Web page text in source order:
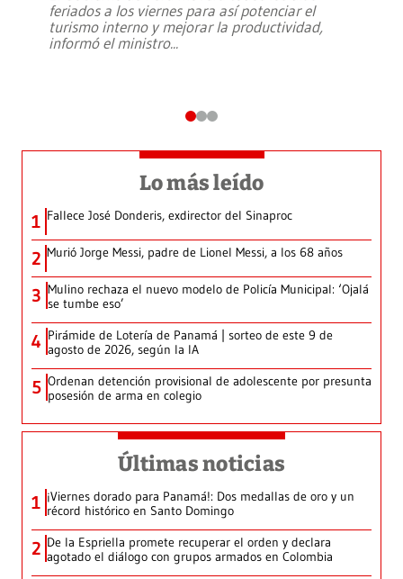
feriados a los viernes para así potenciar el
turismo interno y mejorar la productividad,
informó el ministro...
Lo más leído
1 Fallece José Donderis, exdirector del Sinaproc
2 Murió Jorge Messi, padre de Lionel Messi, a los 68 años
3 Mulino rechaza el nuevo modelo de Policía Municipal: ‘Ojalá
se tumbe eso’
4 Pirámide de Lotería de Panamá | sorteo de este 9 de
agosto de 2026, según la IA
5 Ordenan detención provisional de adolescente por presunta
posesión de arma en colegio
Últimas noticias
1 ¡Viernes dorado para Panamá!: Dos medallas de oro y un
récord histórico en Santo Domingo
2 De la Espriella promete recuperar el orden y declara
agotado el diálogo con grupos armados en Colombia